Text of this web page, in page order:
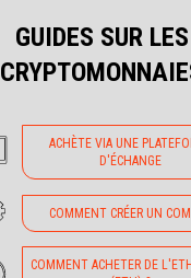
GUIDES SUR LES
ACHÈTE VIA UNE
D'ÉCHANGE
COMMENT CRÉER UN
COMMENT ACHETER DE